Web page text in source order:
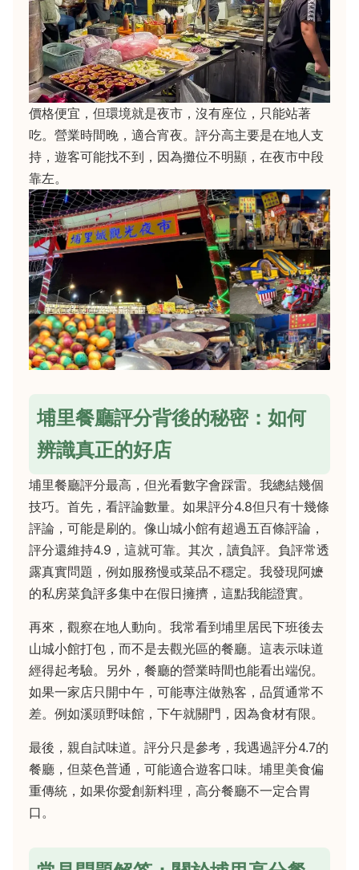
價格便宜，但環境就是夜市，沒有座位，只能站著
吃。營業時間晚，適合宵夜。評分高主要是在地人支
持，遊客可能找不到，因為攤位不明顯，在夜市中段
靠左。
埔里餐廳評分背後的秘密：如何
辨識真正的好店
埔里餐廳評分最高，但光看數字會踩雷。我總結幾個
技巧。首先，看評論數量。如果評分4.8但只有十幾條
評論，可能是刷的。像山城小館有超過五百條評論，
評分還維持4.9，這就可靠。其次，讀負評。負評常透
露真實問題，例如服務慢或菜品不穩定。我發現阿嬷
的私房菜負評多集中在假日擁擠，這點我能證實。
再來，觀察在地人動向。我常看到埔里居民下班後去
山城小館打包，而不是去觀光區的餐廳。這表示味道
經得起考驗。另外，餐廳的營業時間也能看出端倪。
如果一家店只開中午，可能專注做熟客，品質通常不
差。例如溪頭野味館，下午就關門，因為食材有限。
最後，親自試味道。評分只是參考，我遇過評分4.7的
餐廳，但菜色普通，可能適合遊客口味。埔里美食偏
重傳統，如果你愛創新料理，高分餐廳不一定合胃
口。